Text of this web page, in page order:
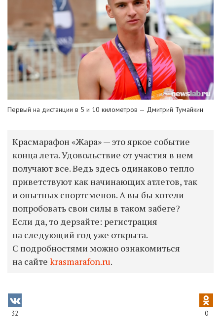
Первый на дистанции в 5 и 10 километров — Дмитрий Тумайкин
Красмарафон «Жара» — это яркое событие
конца лета. Удовольствие от участия в нем
получают все. Ведь здесь одинаково тепло
приветствуют как начинающих атлетов, так
и опытных спортсменов. А вы бы хотели
попробовать свои силы в таком забеге?
Если да, то дерзайте: регистрация
на следующий год уже открыта.
С подробностями можно ознакомиться
на сайте krasmarafon.ru.
32 0